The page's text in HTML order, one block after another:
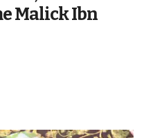
Malick Ibn